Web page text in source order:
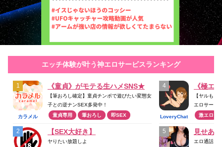
エッチ体験が叶う神エロサービスランキング
カラメル
《童貞》がモテる生ハメSNS★
【筆おろし確定】童貞チンポで遊びたい変態女
子との逆ナンSEX多発中！
童貞専用
筆おろし 即SEX
【SEX大好き】
ヤりたい放題しよ
LoveryChat
《極エ
【ヤルもヌ
エロサービ
激エロ
見せあ
エロ通話ア